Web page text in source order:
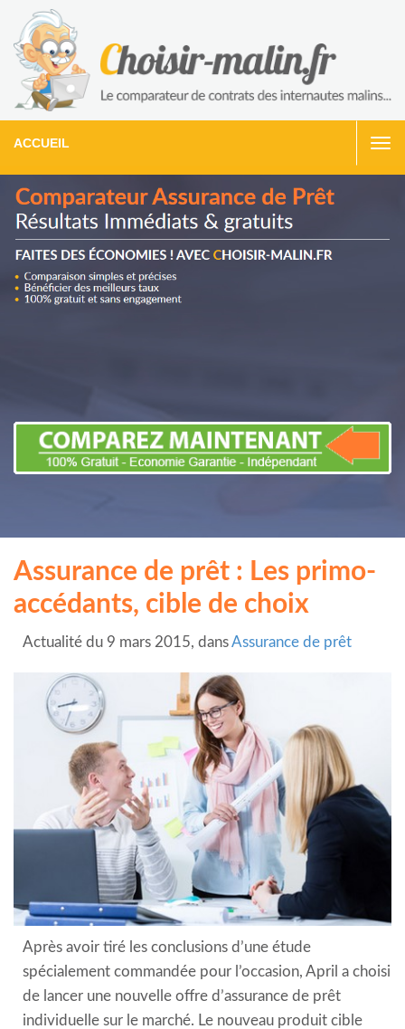
ACCUEIL
Assurance de prêt : Les primo-
accédants, cible de choix
Actualité du 9 mars 2015, dansAssurance de prêt
Après avoir tiré les conclusions d’une étude
spécialement commandée pour l’occasion, April a choisi
de lancer une nouvelle offre d’assurance de prêt
individuelle sur le marché. Le nouveau produit cible